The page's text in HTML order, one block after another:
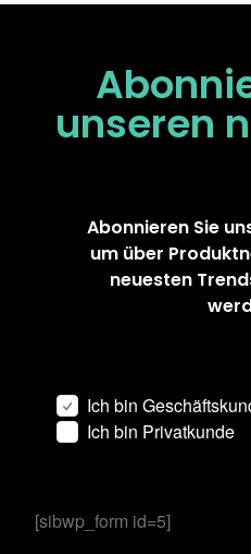
unseren
Abonnieren Sie
um über
neuesten
Ich bin
Ich bin Privatkunde
[sibwp_form id=5]